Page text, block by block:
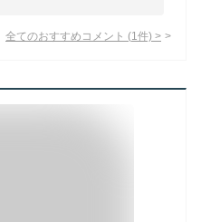
全てのおすすめコメント (1 件) >